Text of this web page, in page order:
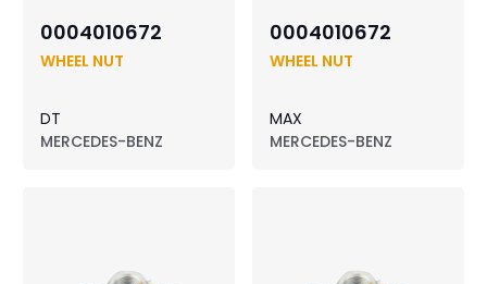
0004010672
WHEEL NUT
DT
MERCEDES-BENZ
0004010672
WHEEL NUT
MAX
MERCEDES-BENZ